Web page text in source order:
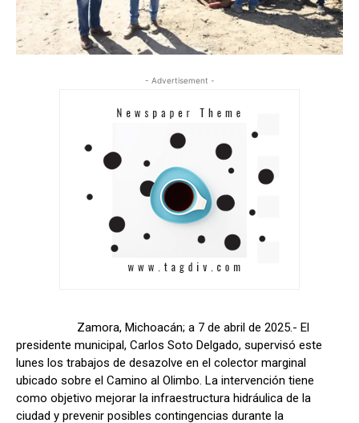
- Advertisement -
Zamora, Michoacán; a 7 de abril de 2025.- El
presidente municipal, Carlos Soto Delgado, supervisó este
lunes los trabajos de desazolve en el colector marginal
ubicado sobre el Camino al Olimbo. La intervención tiene
como objetivo mejorar la infraestructura hidráulica de la
ciudad y prevenir posibles contingencias durante la